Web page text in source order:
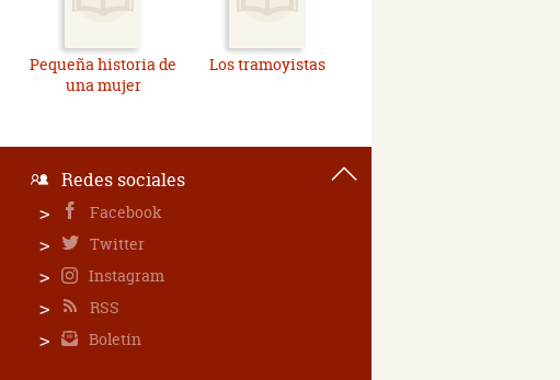
Pequeña historia de
una mujer
Los tramoyistas
Redes sociales
Facebook
Twitter
Instagram
RSS
Boletín